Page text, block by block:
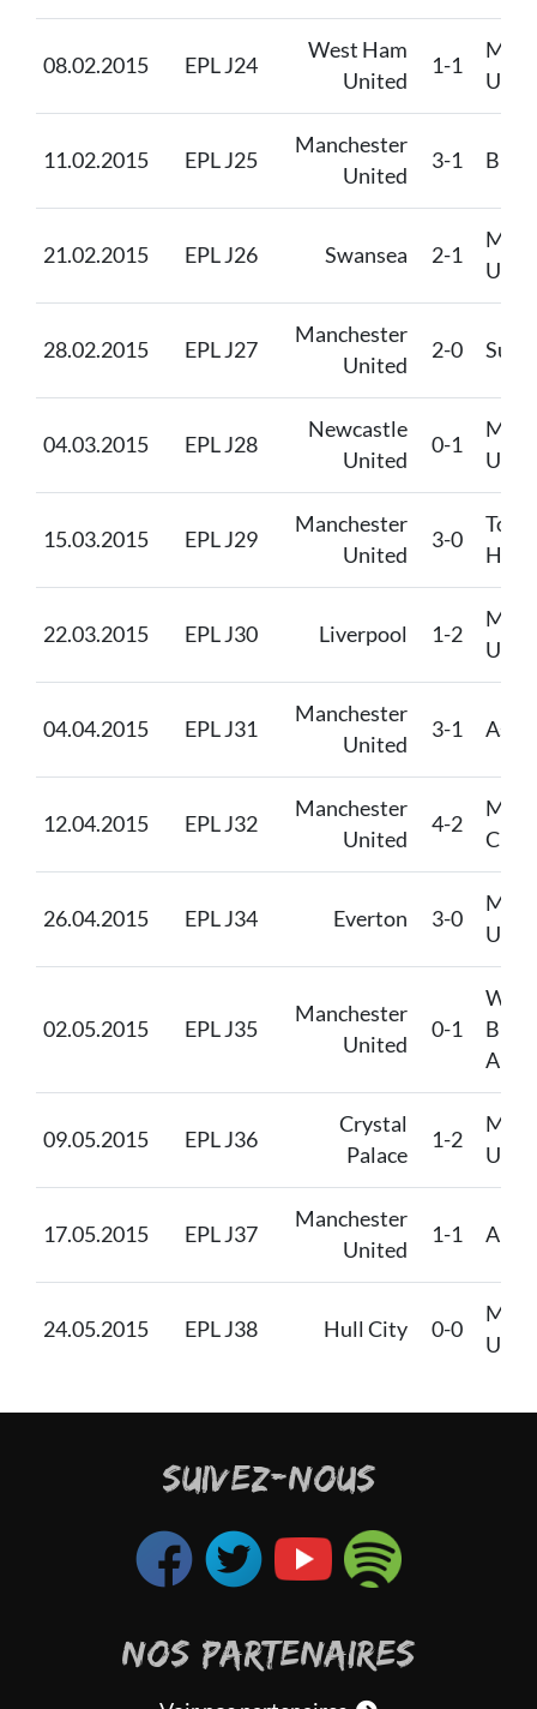
08.02.2015 EPL J24
West Ham
United
1-1
11.02.2015 EPL J25
Manchester
United
3-1
21.02.2015 EPL J26 Swansea 2-1
28.02.2015 EPL J27
Manchester
United
2-0
04.03.2015 EPL J28
Newcastle
United
0-1
15.03.2015 EPL J29
Manchester
United
3-0
22.03.2015 EPL J30 Liverpool 1-2
04.04.2015 EPL J31
Manchester
United
3-1
12.04.2015 EPL J32
Manchester
United
4-2
City
26.04.2015 EPL J34 Everton 3-0
02.05.2015 EPL J35
Manchester
United
0-1
West
09.05.2015 EPL J36
Crystal
Palace
1-2
17.05.2015 EPL J37
Manchester
United
1-1
24.05.2015 EPL J38 Hull City 0-0
SUIVEZ-NOUS
NOS PARTENAIRES